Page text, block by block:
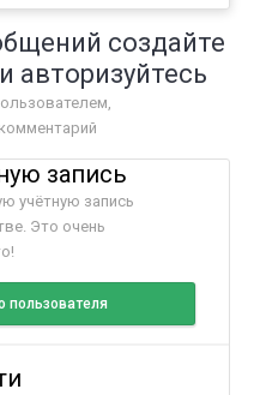
создайте
авторизуйтесь
запись
учётную запись
Это очень
пользователя